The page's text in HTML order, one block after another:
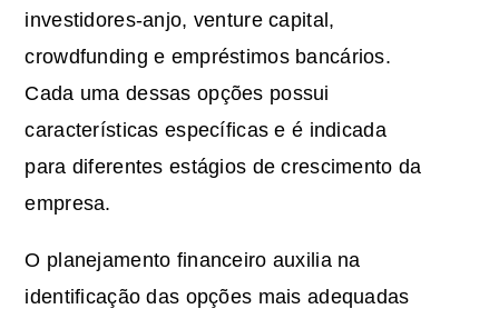
investidores-anjo, venture capital,
crowdfunding e empréstimos bancários.
Cada uma dessas opções possui
características específicas e é indicada
para diferentes estágios de crescimento da
empresa.
O planejamento financeiro auxilia na
identificação das opções mais adequadas